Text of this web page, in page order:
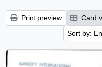
Print preview Card
Sort by: